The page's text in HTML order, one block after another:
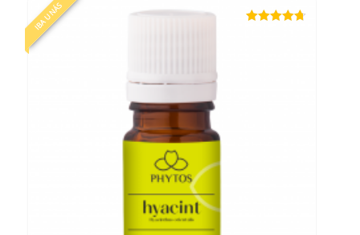
IBA U NÁS